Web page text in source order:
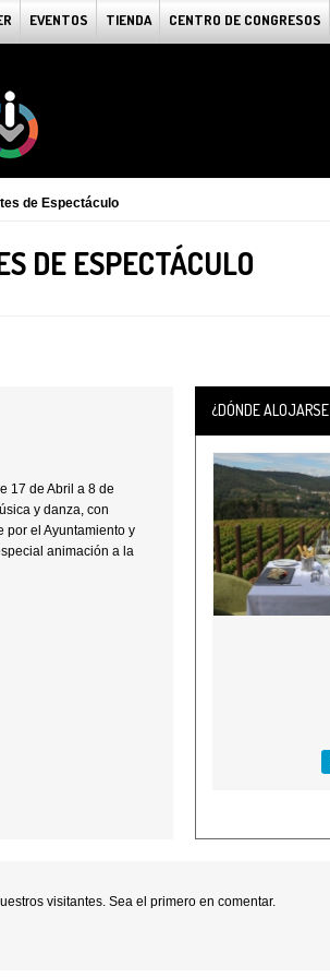
EVENTOS TIENDA CENTRO DE CONGRESOS
de Espectáculo
DE ESPECTÁCULO
17 de Abril a 8 de
y danza, con
por el Ayuntamiento y
animación a la
¿DÓNDE ALOJARSE
visitantes. Sea el primero en comentar.